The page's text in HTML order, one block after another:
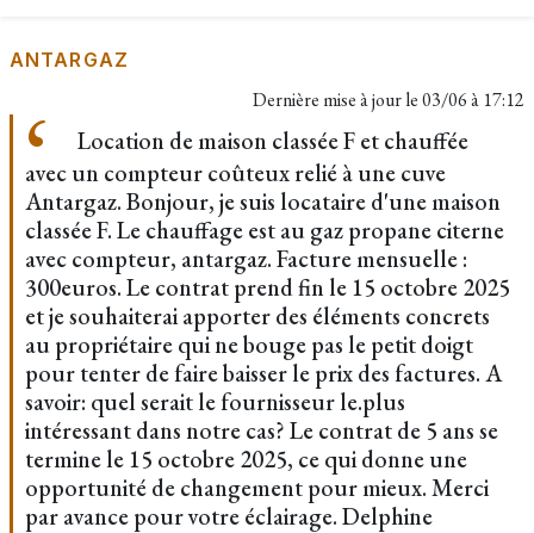
ANTARGAZ
Dernière mise à jour le03/06 à 17:12
Location de maison classée F et chauffée
avec un compteur coûteux relié à une cuve
Antargaz. Bonjour, je suis locataire d'une maison
classée F. Le chauffage est au gaz propane citerne
avec compteur, antargaz. Facture mensuelle :
300euros. Le contrat prend fin le 15 octobre 2025
et je souhaiterai apporter des éléments concrets
au propriétaire qui ne bouge pas le petit doigt
pour tenter de faire baisser le prix des factures. A
savoir: quel serait le fournisseur le.plus
intéressant dans notre cas? Le contrat de 5 ans se
termine le 15 octobre 2025, ce qui donne une
opportunité de changement pour mieux. Merci
par avance pour votre éclairage. Delphine